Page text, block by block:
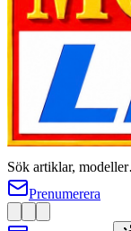
Sök artiklar,
Prenumerera